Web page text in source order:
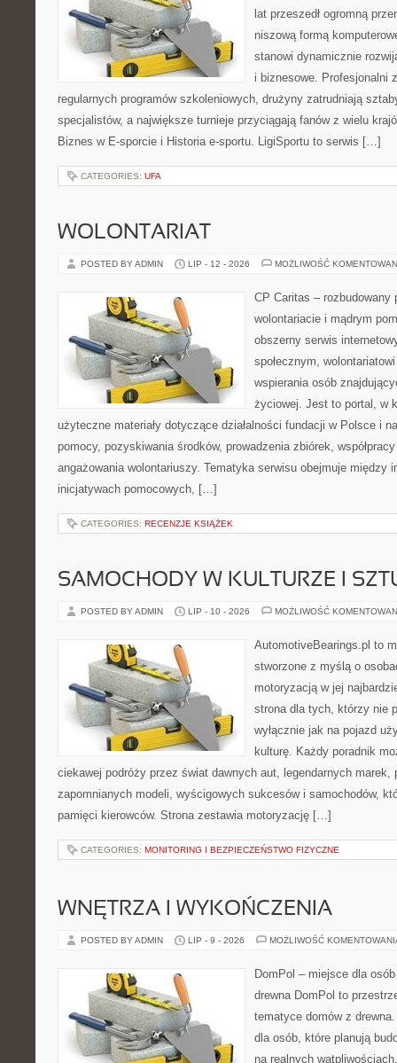
lat przeszedł ogromną
niszową formą
stanowi dynamicznie
i biznesowe. Profesjonalni
regularnych programów szkoleniowych, drużyny zatrudniają
specjalistów, a największe turnieje przyciągają fanów z wielu
Biznes w E-sporcie i Historia e-sportu. LigiSportu to serwis […]
CATEGORIES: UFA
WOLONTARIAT
POSTED BY ADMIN LIP - 12 - 2026 MOŻLIWOŚĆ
CP Caritas – rozbudowany
wolontariacie i mądrym
obszerny serwis
społecznym,
wspierania osób
życiowej. Jest to portal, w
użyteczne materiały dotyczące działalności fundacji w Polsce i
pomocy, pozyskiwania środków, prowadzenia zbiórek,
angażowania wolontariuszy. Tematyka serwisu obejmuje między
inicjatywach pomocowych, […]
CATEGORIES: RECENZJE KSIĄŻEK
SAMOCHODY W KULTURZE I
POSTED BY ADMIN LIP - 10 - 2026 MOŻLIWOŚĆ
AutomotiveBearings.pl to
stworzone z myślą o
motoryzacją w jej
strona dla tych, którzy nie
wyłącznie jak na pojazd
kulturę. Każdy poradnik
ciekawej podróży przez świat dawnych aut, legendarnych marek,
zapomnianych modeli, wyścigowych sukcesów i samochodów,
pamięci kierowców. Strona zestawia motoryzację […]
CATEGORIES: MONITORING I BEZPIECZEŃSTWO FIZYCZNE
WNĘTRZA I WYKOŃCZENIA
POSTED BY ADMIN LIP - 9 - 2026 MOŻLIWOŚĆ
DomPol – miejsce dla
drewna DomPol to
tematyce domów z
dla osób, które planują
na realnych